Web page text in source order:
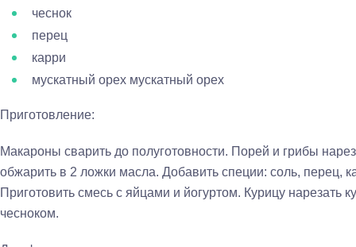
чеснок
перец
карри
мускатный орех мускатный орех
Приготовление:
Макароны сварить до полуготовности. Порей и грибы
обжарить в 2 ложки масла. Добавить специи: соль, перец,
Приготовить смесь с яйцами и йогуртом. Курицу нарезать
чесноком.